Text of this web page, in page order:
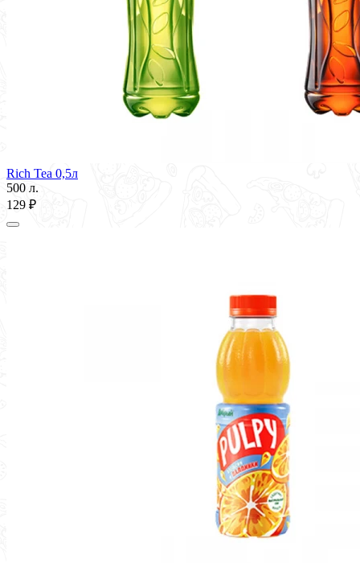
Rich Tea 0,5л
500 л.
129 ₽